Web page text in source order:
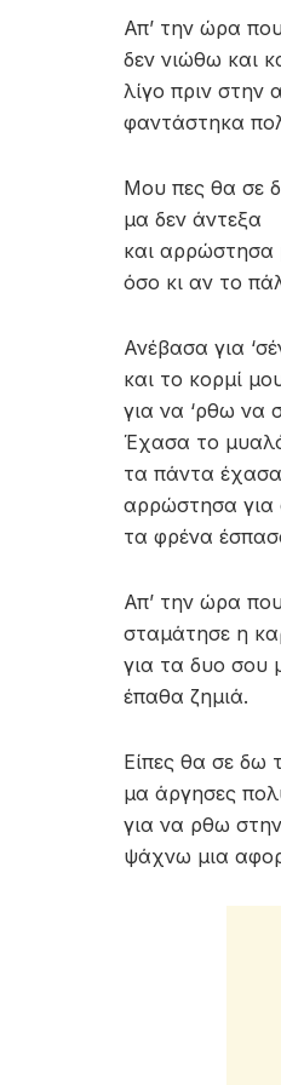
Απ’ την ώρα
δεν νιώθω και
λίγο πριν στην
φαντάστηκα
Μου πες θα σε
μα δεν άντεξα
και αρρώστησα
όσο κι αν το
Ανέβασα για
και το κορμί
για να ‘ρθω να
Έχασα το
τα πάντα έχασα
αρρώστησα για
τα φρένα
Απ’ την ώρα
σταμάτησε η
για τα δυο σου
έπαθα ζημιά.
Είπες θα σε δω
μα άργησες
για να ρθω
ψάχνω μια